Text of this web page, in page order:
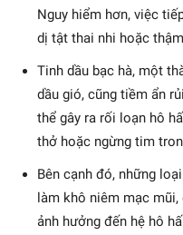
Nguy hiểm hơn, việc
dị tật thai nhi hoặc
Tinh dầu bạc hà, một
dầu gió, cũng tiềm ẩn
thể gây ra rối loạn hô
thở hoặc ngừng tim
Bên cạnh đó, những
làm khô niêm mạc
ảnh hưởng đến hệ hô